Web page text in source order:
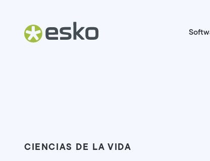
CIENCIAS DE LA VIDA